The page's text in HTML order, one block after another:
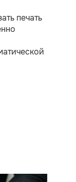
печать